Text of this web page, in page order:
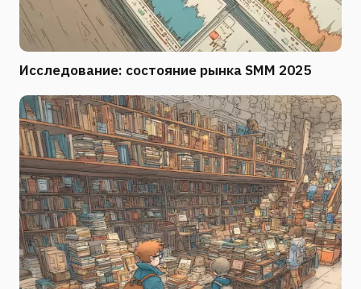
Исследование: состояние рынка SMM 2025